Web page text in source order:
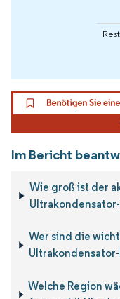
Im Bericht
Wie groß ist der
Wer sind die
Welche Region